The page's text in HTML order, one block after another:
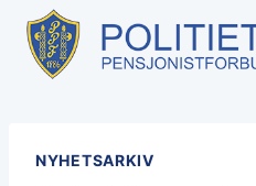
Skip
content
NYHETSARKIV